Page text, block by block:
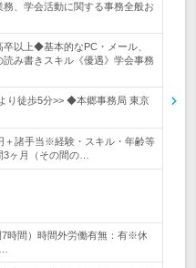
、学会活動に関する事務全般お
以上◆基本的なPC・メール、
み書きスキル《優遇》学会事務
り徒歩5分>> ◆本郷事務局 東京
＋諸手当※経験・スキル・年齢等
ヶ月（その間の…
時間）時間外労働有無：有※休